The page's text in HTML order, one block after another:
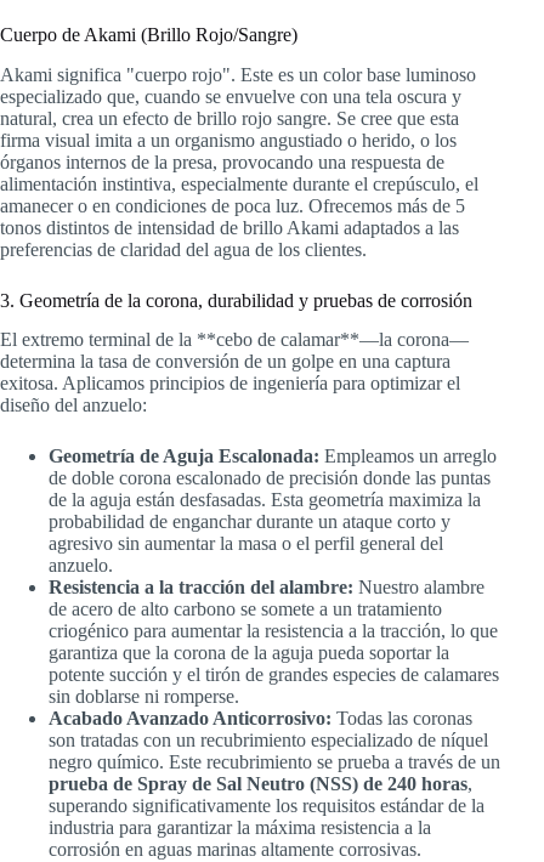
Cuerpo de Akami (Brillo Rojo/Sangre)
Akami significa "cuerpo rojo". Este es un color base luminoso
especializado que, cuando se envuelve con una tela oscura y
natural, crea un efecto de brillo rojo sangre. Se cree que esta
firma visual imita a un organismo angustiado o herido, o los
órganos internos de la presa, provocando una respuesta de
alimentación instintiva, especialmente durante el crepúsculo, el
amanecer o en condiciones de poca luz. Ofrecemos más de 5
tonos distintos de intensidad de brillo Akami adaptados a las
preferencias de claridad del agua de los clientes.
3. Geometría de la corona, durabilidad y pruebas de corrosión
El extremo terminal de la **cebo de calamar**—la corona—
determina la tasa de conversión de un golpe en una captura
exitosa. Aplicamos principios de ingeniería para optimizar el
diseño del anzuelo:
Geometría de Aguja Escalonada: Empleamos un arreglo
de doble corona escalonado de precisión donde las puntas
de la aguja están desfasadas. Esta geometría maximiza la
probabilidad de enganchar durante un ataque corto y
agresivo sin aumentar la masa o el perfil general del
anzuelo.
Resistencia a la tracción del alambre: Nuestro alambre
de acero de alto carbono se somete a un tratamiento
criogénico para aumentar la resistencia a la tracción, lo que
garantiza que la corona de la aguja pueda soportar la
potente succión y el tirón de grandes especies de calamares
sin doblarse ni romperse.
Acabado Avanzado Anticorrosivo: Todas las coronas
son tratadas con un recubrimiento especializado de níquel
negro químico. Este recubrimiento se prueba a través de un
prueba de Spray de Sal Neutro (NSS) de 240 horas,
superando significativamente los requisitos estándar de la
industria para garantizar la máxima resistencia a la
corrosión en aguas marinas altamente corrosivas.